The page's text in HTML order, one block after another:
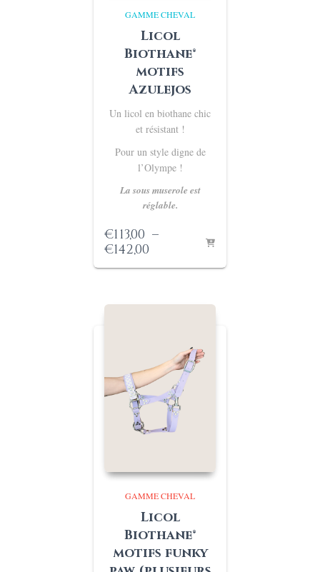
GAMME CHEVAL
Licol
Biothane®
motifs
Azulejos
Un licol en biothane chic
et résistant !
Pour un style digne de
l’Olympe !
La sous muserole est
réglable.
€113,00 –
€142,00
de
à
GAMME CHEVAL
Licol
Biothane®
motifs funky